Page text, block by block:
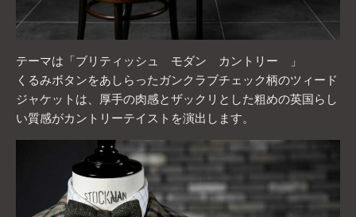
テーマは「ブリティッシュ モダン カントリー 」
くるみボタンをあしらったガンクラブチェック柄のツィード
ジャケットは、厚手の肉感とザックリとした粗めの英国らし
い質感がカントリーテイストを演出します。